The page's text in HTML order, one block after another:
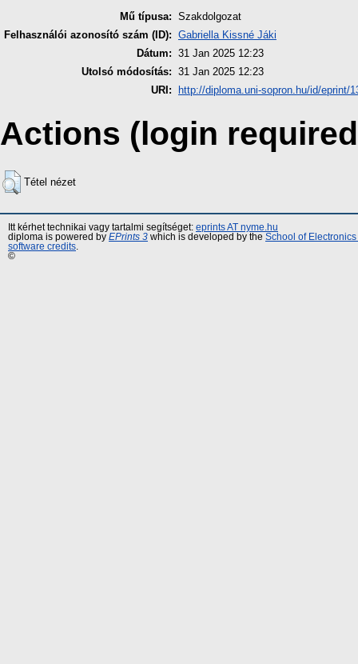
Mű típusa: Szakdolgozat
Felhasználói azonosító szám (ID): Gabriella Kissné Jáki
Dátum: 31 Jan 2025 12:23
Utolsó módosítás: 31 Jan 2025 12:23
URI:
http://diploma.uni-sopron.hu/id/eprint/
Actions (login
Tétel nézet
Itt kérhet technikai vagy tartalmi segítséget: eprints AT nyme.hu
diploma is powered by EPrints 3 which is developed by the School of
software credits
©